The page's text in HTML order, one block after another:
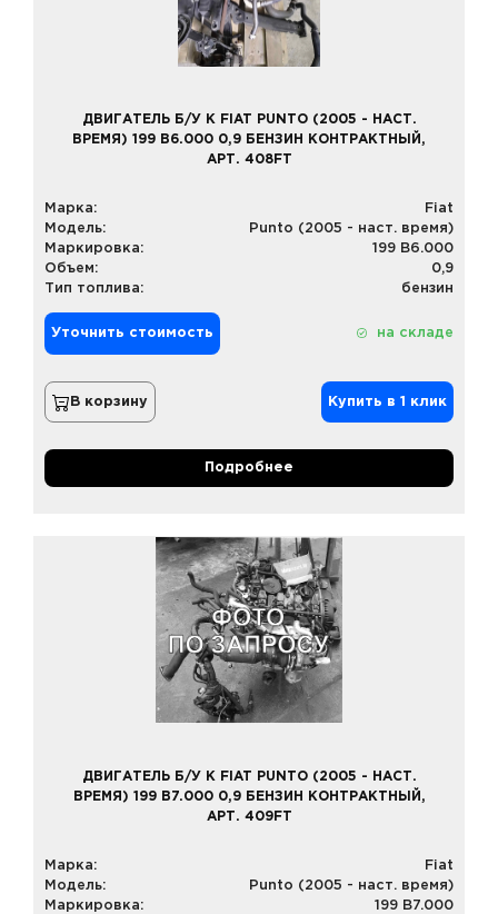
ДВИГАТЕЛЬ Б/У К FIAT PUNTO (2005 - НАСТ.
ВРЕМЯ) 199 B6.000 0,9 БЕНЗИН КОНТРАКТНЫЙ,
АРТ. 408FT
Марка:
Fiat
Модель:
Punto (2005 - наст. время)
Маркировка:
199 B6.000
Объем:
0,9
Тип топлива:
бензин
Уточнить стоимость на складе
В корзину Купить в 1 клик
Подробнее
ДВИГАТЕЛЬ Б/У К FIAT PUNTO (2005 - НАСТ.
ВРЕМЯ) 199 B7.000 0,9 БЕНЗИН КОНТРАКТНЫЙ,
АРТ. 409FT
Марка:
Fiat
Модель:
Punto (2005 - наст. время)
Маркировка:
199 B7.000